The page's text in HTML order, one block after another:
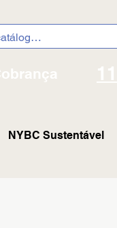
NYBC Sustentável